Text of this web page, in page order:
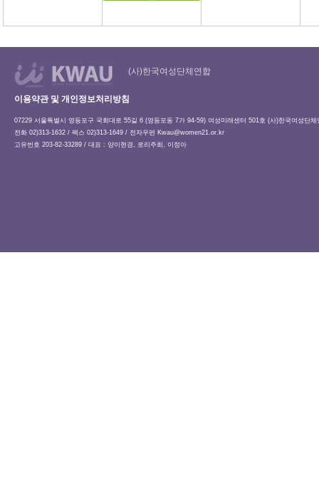
(사)한국여성단체연합
이용약관 및 개인정보처리방침
07229 서울특별시 영등포구 국회대로 55길 6 (영등포동 7가 94-59) 여성미래센터 501호 (사)한국여성단체
전화 02)313-1632 / 팩스 02)313-1649 / 전자우편 Kwau@women21.or.kr
고유번호 203-82-33289 / 대표 : 양이현경, 로리주희, 이정아